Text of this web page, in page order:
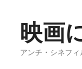
映画
アンチ・シネフィ